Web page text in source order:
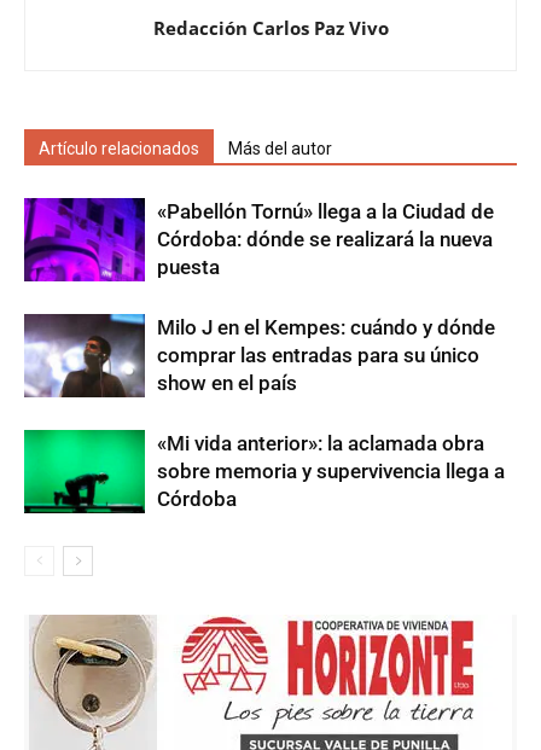
Redacción Carlos Paz Vivo
Artículo relacionados Más del autor
«Pabellón Tornú» llega a la Ciudad de
Córdoba: dónde se realizará la nueva
puesta
Milo J en el Kempes: cuándo y dónde
comprar las entradas para su único
show en el país
«Mi vida anterior»: la aclamada obra
sobre memoria y supervivencia llega a
Córdoba